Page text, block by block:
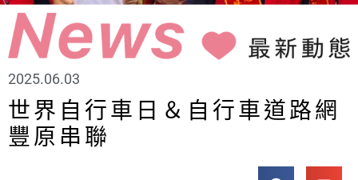
2025.06.03
世界自行車日＆自行車道路網
豐原串聯